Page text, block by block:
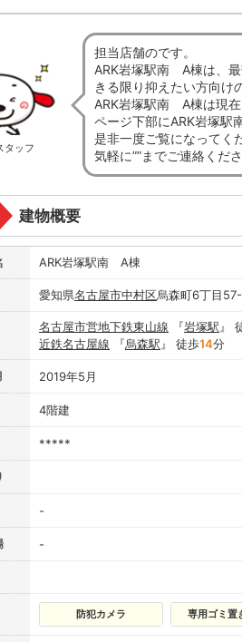
タッフ
担当店舗のです。
ARK岩塚駅南 A棟は、
きる限り抑えたい方向け
ARK岩塚駅南 A棟は現在
ページ下部にARK岩塚駅
是非一度ご覧になってく
気軽に””までご連絡くださ
建物概要
ARK岩塚駅南 A棟
愛知県名古屋市中村区烏森町6丁目
名古屋市営地下鉄東山線 『岩塚駅 』
近鉄名古屋線 『烏森駅 』 徒歩14分
2019年5月
4階建
*****
-
-
防犯カメラ 専用ゴミ置